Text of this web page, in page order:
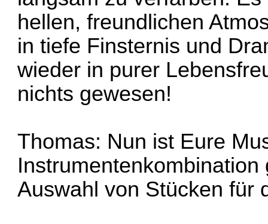
hellen, freundlichen
in tiefe Finsternis und
wieder in purer
nichts gewesen!
Thomas: Nun ist Eure
Auswahl von Stücken für